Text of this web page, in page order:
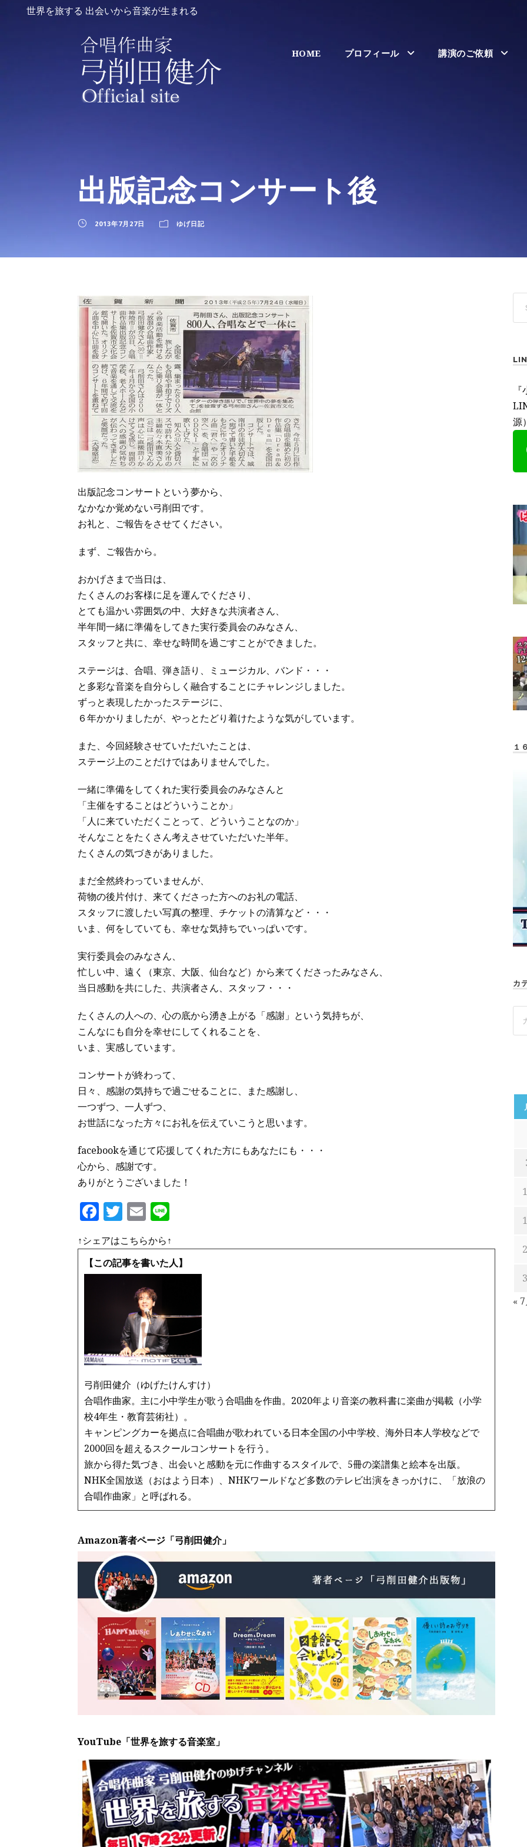
世界を旅する 出会いから音楽が生まれる
HOME プロフィール 講演のご依頼
出版記念コンサート後
2013年7月27日 ゆげ日記
出版記念コンサートという夢から、
なかなか覚めない弓削田です。
お礼と、ご報告をさせてください。
まず、ご報告から。
おかげさまで当日は、
たくさんのお客様に足を運んでくださり、
とても温かい雰囲気の中、大好きな共演者さん、
半年間一緒に準備をしてきた実行委員会のみなさん、
スタッフと共に、幸せな時間を過ごすことができました。
ステージは、合唱、弾き語り、ミュージカル、バンド・・・
と多彩な音楽を自分らしく融合することにチャレンジしました。
ずっと表現したかったステージに、
６年かかりましたが、やっとたどり着けたような気がしています。
また、今回経験させていただいたことは、
ステージ上のことだけではありませんでした。
一緒に準備をしてくれた実行委員会のみなさんと
「主催をすることはどういうことか」
「人に来ていただくことって、どういうことなのか」
そんなことをたくさん考えさせていただいた半年。
たくさんの気づきがありました。
まだ全然終わっていませんが、
荷物の後片付け、来てくださった方へのお礼の電話、
スタッフに渡したい写真の整理、チケットの清算など・・・
いま、何をしていても、幸せな気持ちでいっぱいです。
実行委員会のみなさん、
忙しい中、遠く（東京、大阪、仙台など）から来てくださったみなさん、
当日感動を共にした、共演者さん、スタッフ・・・
たくさんの人への、心の底から湧き上がる「感謝」という気持ちが、
こんなにも自分を幸せにしてくれることを、
いま、実感しています。
コンサートが終わって、
日々、感謝の気持ちで過ごせることに、また感謝し、
一つずつ、一人ずつ、
お世話になった方々にお礼を伝えていこうと思います。
facebookを通じて応援してくれた方にもあなたにも・・・
心から、感謝です。
ありがとうございました！
F
c
e
T
w
it
te
E
m
ai
l
e
↑シェアはこちらから↑
【この記事を書いた人】
弓削田健介（ゆげたけんすけ）
合唱作曲家。主に小中学生が歌う合唱曲を作曲。2020年より音楽の教科書に楽曲が掲載（小学
校4年生・教育芸術社）。
キャンピングカーを拠点に合唱曲が歌われている日本全国の小中学校、海外日本人学校などで
2000回を超えるスクールコンサートを行う。
旅から得た気づき、出会いと感動を元に作曲するスタイルで、5冊の楽譜集と絵本を出版。
NHK全国放送（おはよう日本）、NHKワールドなど多数のテレビ出演をきっかけに、「放浪の
合唱作曲家」と呼ばれる。
Amazon著者ページ「弓削田健介」
YouTube「世界を旅する音楽室」
源
１
カ
«